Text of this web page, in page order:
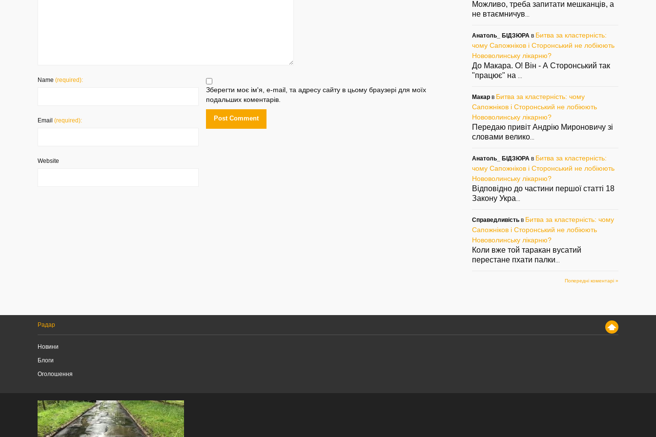
Name (required):
Email (required):
Website
Зберегти моє ім'я, e-mail, та адресу сайту в цьому браузері для моїх
подальших коментарів.
Можливо, треба запитати мешканців, а
не втаємничув
Анатоль_ БІДЗЮРА в Битва за кластерність:
чому Сапожніков і Сторонський не лобіюють
Нововолинську лікарню?
До Макара. О! Він - А Сторонський так
"працює" на
Макар в Битва за кластерність: чому
Сапожніков і Сторонський не лобіюють
Нововолинську лікарню?
Передаю привіт Андрію Мироновичу зі
словами велико
Анатоль_ БІДЗЮРА в Битва за кластерність:
чому Сапожніков і Сторонський не лобіюють
Нововолинську лікарню?
Відповідно до частини першої статті 18
Закону Укра
Справедливість в Битва за кластерність: чому
Сапожніков і Сторонський не лобіюють
Нововолинську лікарню?
Коли вже той таракан вусатий
перестане пхати палки
Попередні коментарі »
Радар
Новини
Блоги
Оголошення